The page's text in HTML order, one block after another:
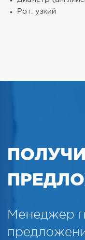
Рот: узкий
Менеджер